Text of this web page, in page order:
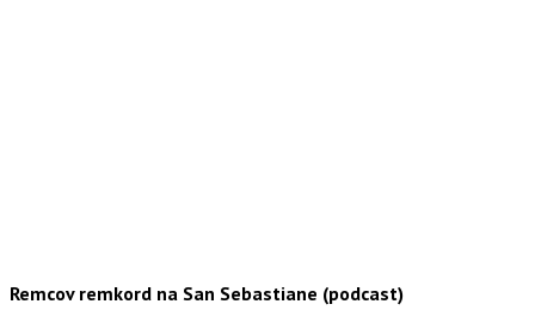
Remcov remkord na San Sebastiane (podcast)